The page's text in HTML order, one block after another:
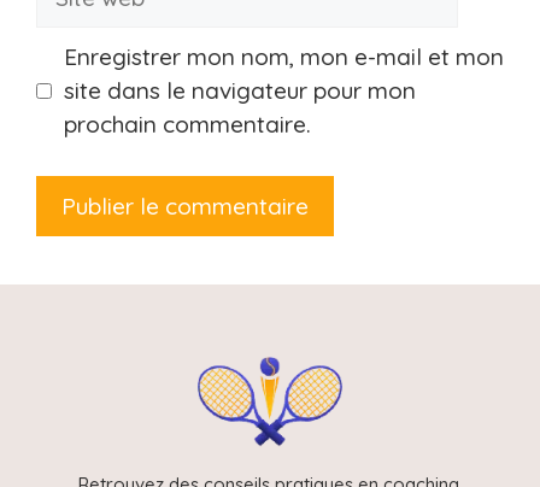
Enregistrer mon nom, mon e-mail et mon
site dans le navigateur pour mon
prochain commentaire.